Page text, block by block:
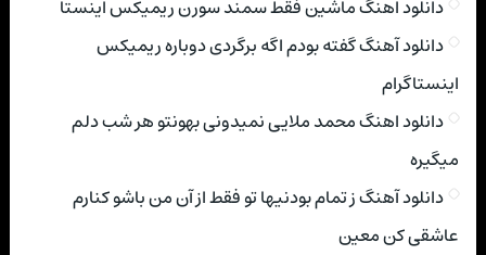
دانلود اهنگ ماشین فقط سمند سورن ریمیکس اینستا
دانلود آهنگ گفته بودم اگه برگردی دوباره ریمیکس
اینستاگرام
دانلود اهنگ محمد ملایی نمیدونی بهونتو هر شب دلم
میگیره
دانلود آهنگ ز تمام بودنیها تو فقط از آن من باشو کنارم
عاشقی کن معین